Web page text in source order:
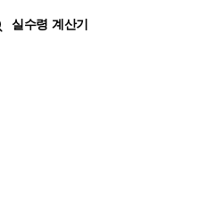
실수령 계산기